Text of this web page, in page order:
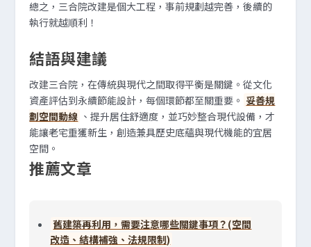
總之，三合院改建是個大工程，事前規劃越完善，後續的
執行就越順利！
結語與建議
改建三合院，在傳統與現代之間取得平衡是關鍵。從文化
資產評估到永續節能設計，每個環節都至關重要。 妥善規
劃空間動線 、提升居住舒適度，並巧妙整合現代設備，才
能讓老宅重獲新生，創造兼具歷史底蘊與現代機能的宜居
空間。
推薦文章
舊建築再利用，需要注意哪些關鍵事項？(空間
改造、結構補強、法規限制)